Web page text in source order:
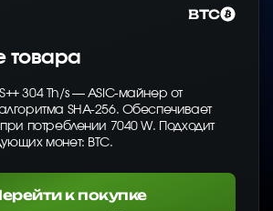
BTC
товара
304 Th/s — ASIC-майнер от
SHA-256. Обеспечивает
потреблении 7040 W. Подходит
монет: BTC.
к покупке